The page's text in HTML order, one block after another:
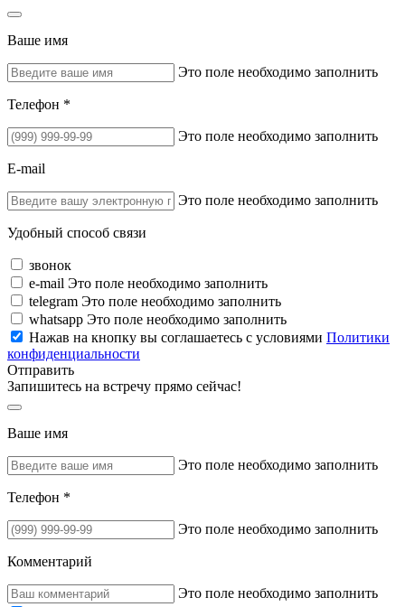
Ваше имя
Это поле необходимо заполнить
Телефон *
Это поле необходимо заполнить
E-mail
Это поле необходимо заполнить
Удобный способ связи
звонок
e-mail Это поле необходимо заполнить
telegram Это поле необходимо заполнить
whatsapp Это поле необходимо заполнить
Нажав на кнопку вы соглашаетесь с условиями Политики
конфиденциальности
Отправить
Запишитесь на встречу прямо сейчас!
Ваше имя
Это поле необходимо заполнить
Телефон *
Это поле необходимо заполнить
Комментарий
Это поле необходимо заполнить